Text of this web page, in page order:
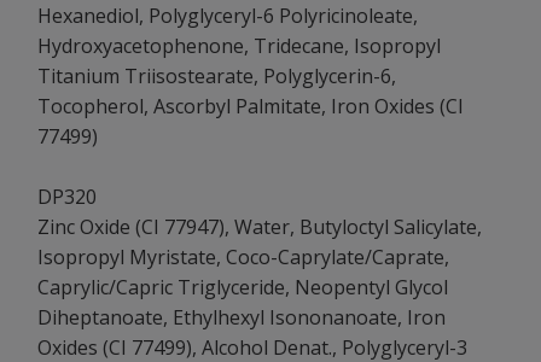
Hexanediol, Polyglyceryl-6 Polyricinoleate,
Hydroxyacetophenone, Tridecane, Isopropyl
Titanium Triisostearate, Polyglycerin-6,
Tocopherol, Ascorbyl Palmitate, Iron Oxides (CI
77499)
DP320
Zinc Oxide (CI 77947), Water, Butyloctyl Salicylate,
Isopropyl Myristate, Coco-Caprylate/Caprate,
Caprylic/Capric Triglyceride, Neopentyl Glycol
Diheptanoate, Ethylhexyl Isononanoate, Iron
Oxides (CI 77499), Alcohol Denat., Polyglyceryl-3